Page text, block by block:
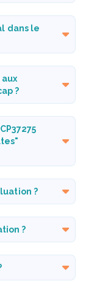
dans le
?
?
?